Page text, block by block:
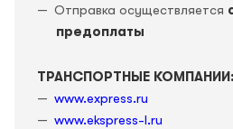
Отправка осуществляется
предоплаты
ТРАНСПОРТНЫЕ КОМПАНИИ:
www.express.ru
www.ekspress-l.ru